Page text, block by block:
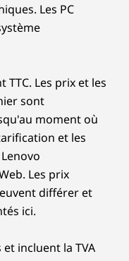
Les PC
TTC. Les prix et les
sont
moment où
et les
Les prix
différer et
ici.
incluent la TVA